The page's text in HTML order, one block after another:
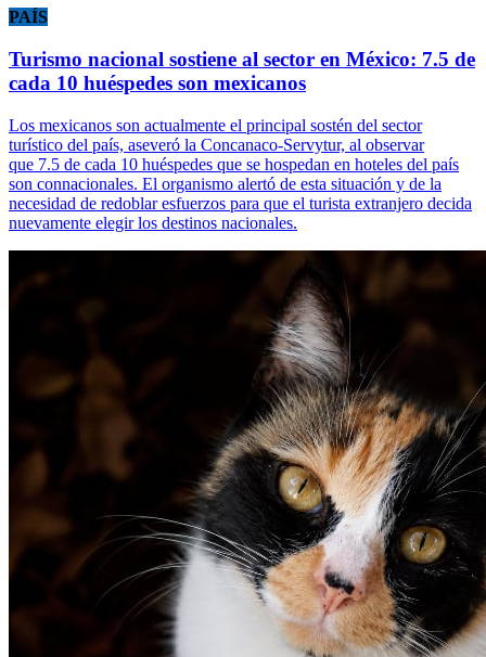
PAÍS
Turismo nacional sostiene al sector en México: 7.5 de
cada 10 huéspedes son mexicanos
Los mexicanos son actualmente el principal sostén del sector
turístico del país, aseveró la Concanaco-Servytur, al observar
que 7.5 de cada 10 huéspedes que se hospedan en hoteles del país
son connacionales. El organismo alertó de esta situación y de la
necesidad de redoblar esfuerzos para que el turista extranjero decida
nuevamente elegir los destinos nacionales.